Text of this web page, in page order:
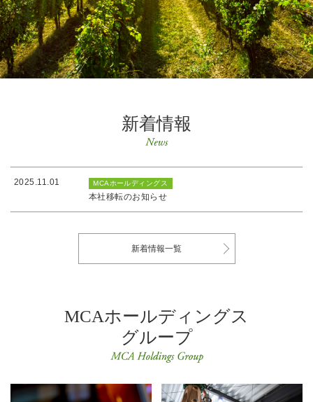
新着情報
2025.11.01 MCAホールディングス
本社移転のお知らせ
新着情報一覧
MCAホールディングス
グループ